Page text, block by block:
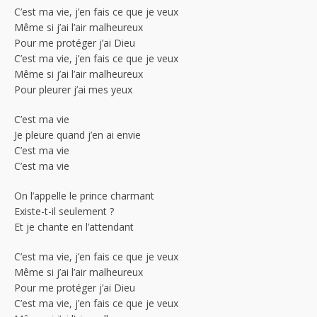
C’est ma vie, j’en fais ce que je veux
Même si j’ai l’air malheureux
Pour me protéger j’ai Dieu
C’est ma vie, j’en fais ce que je veux
Même si j’ai l’air malheureux
Pour pleurer j’ai mes yeux
C’est ma vie
Je pleure quand j’en ai envie
C’est ma vie
C’est ma vie
On l’appelle le prince charmant
Existe-t-il seulement ?
Et je chante en l’attendant
C’est ma vie, j’en fais ce que je veux
Même si j’ai l’air malheureux
Pour me protéger j’ai Dieu
C’est ma vie, j’en fais ce que je veux